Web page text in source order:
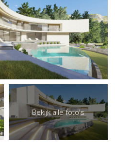
Bekijk alle foto's